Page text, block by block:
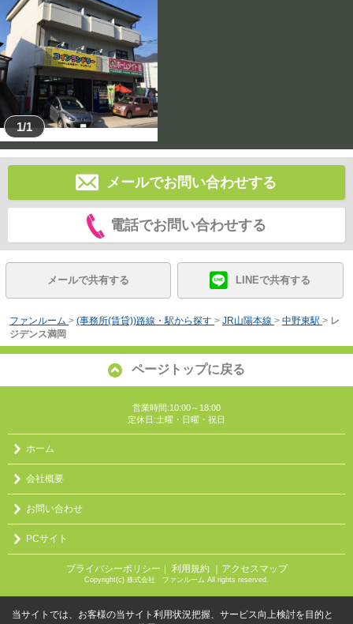
1/1
メールでお問い合わせする
電話でお問い合わせする
メールで共有する LINEで共有する
ファンルーム > (事務所(賃貸))路線・駅から探す > JR山陽本線 > 中野東駅 > レ
ジデンス満岡
ページトップに戻る
営業時間:10:00～18:00
定休日:土曜・日曜・祝日
ホーム
会社概要
お問い合わせ
PCサイト
プライバシーポリシー ｜ 利用規約 ｜アクセスマップ
Copyright(c) 株式会社 ファンルーム All rights reserved.
当サイトでは、お客様の当サイト利用状況把握、サービス向上検討を目的と